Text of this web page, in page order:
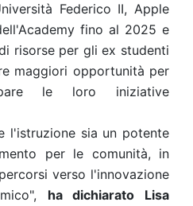
Federico II, Apple
fino al 2025 e
risorse per gli ex studenti
maggiori opportunità per
le loro iniziative
l'istruzione sia un potente
per le comunità, in
verso l'innovazione
ha dichiarato Lisa